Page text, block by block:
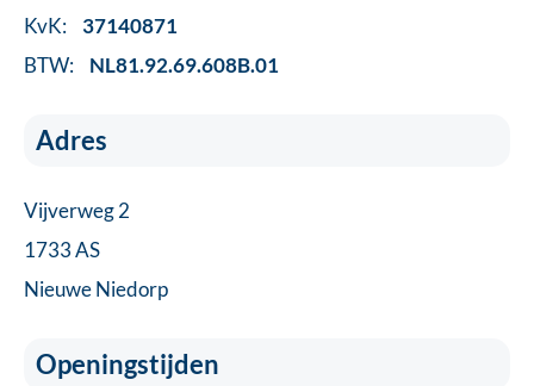
KvK:
37140871
BTW:
NL81.92.69.608B.01
Adres
Vijverweg 2
1733 AS
Nieuwe Niedorp
Openingstijden